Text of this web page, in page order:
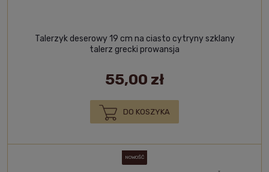
Talerzyk deserowy 19 cm na ciasto cytryny szklany
talerz grecki prowansja
55,00 zł
DO KOSZYKA
NOWOŚĆ